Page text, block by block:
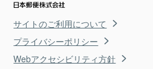
サイトのご利用について
プライバシーポリシー
Webアクセシビリティ方針